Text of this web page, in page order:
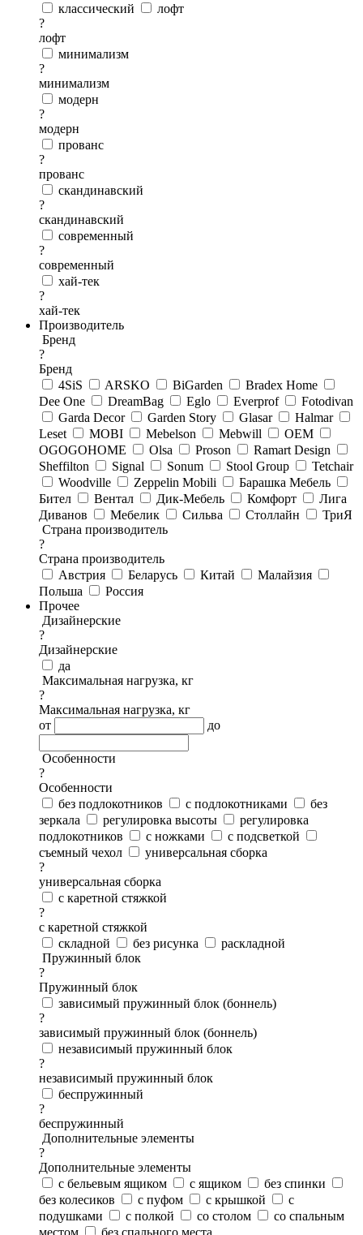
классический
лофт
?
лофт
минимализм
?
минимализм
модерн
?
модерн
прованс
?
прованс
скандинавский
?
скандинавский
современный
?
современный
хай-тек
?
хай-тек
Производитель
Бренд
?
Бренд
4SiS
ARSKO BiGarden
Bradex Home
Dee One
DreamBag Eglo Everprof
Fotodivan
Garda Decor
Garden Story Glasar
Halmar
Leset
MOBI Mebelson Mebwill
OEM
OGOGOHOME
Olsa Proson
Ramart Design
Sheffilton
Signal Sonum Stool Group
Tetchair
Woodville
Zeppelin Mobili
Барашка Мебель
Бител
Вентал Дик-Мебель Комфорт
Лига
Диванов
Мебелик Сильва Столлайн
ТриЯ
Страна производитель
?
Страна производитель
Австрия
Беларусь Китай
Малайзия
Польша
Россия
Прочее
Дизайнерские
?
Дизайнерские
да
Максимальная нагрузка, кг
?
Максимальная нагрузка, кг
от
до
Особенности
?
Особенности
без подлокотников
с подлокотниками
без
зеркала
регулировка высоты
регулировка
подлокотников
с ножками
с подсветкой
съемный чехол
универсальная сборка
?
универсальная сборка
с каретной стяжкой
?
с каретной стяжкой
складной
без рисунка
раскладной
Пружинный блок
?
Пружинный блок
зависимый пружинный блок (боннель)
?
зависимый пружинный блок (боннель)
независимый пружинный блок
?
независимый пружинный блок
беспружинный
?
беспружинный
Дополнительные элементы
?
Дополнительные элементы
с бельевым ящиком
с ящиком
без спинки
без колесиков
с пуфом с крышкой
с
подушками
с полкой со столом
со спальным
местом
без спального места